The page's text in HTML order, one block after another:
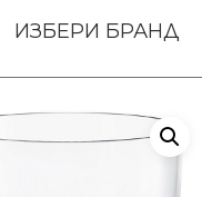
ИЗБЕРИ БРАНД